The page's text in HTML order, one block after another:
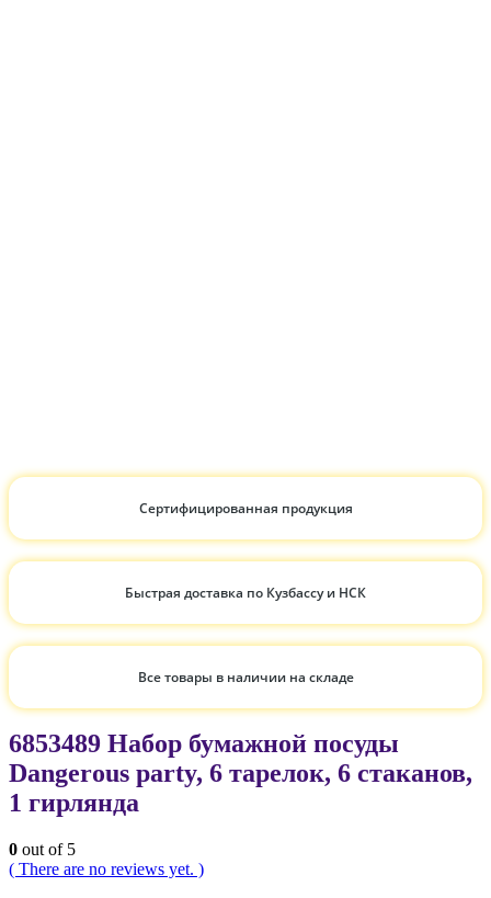
Сертифицированная продукция
Быстрая доставка по Кузбассу и НСК
Все товары в наличии на складе
6853489 Набор бумажной посуды
Dangerous party, 6 тарелок, 6 стаканов,
1 гирлянда
0 out of 5
( There are no reviews yet. )